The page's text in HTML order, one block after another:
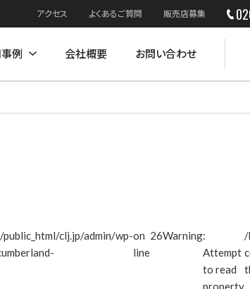
アクセス よくあるご質問 販売店募集
例 会社概要 お問い合わせ
clj.jp/admin/wp-on
line
26Warning:
Attempt
to read
property
/